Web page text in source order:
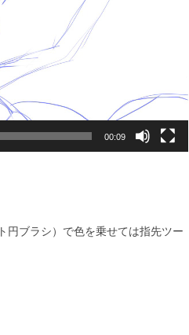
00:09
円ブラシ）で色を乗せては指先ツー